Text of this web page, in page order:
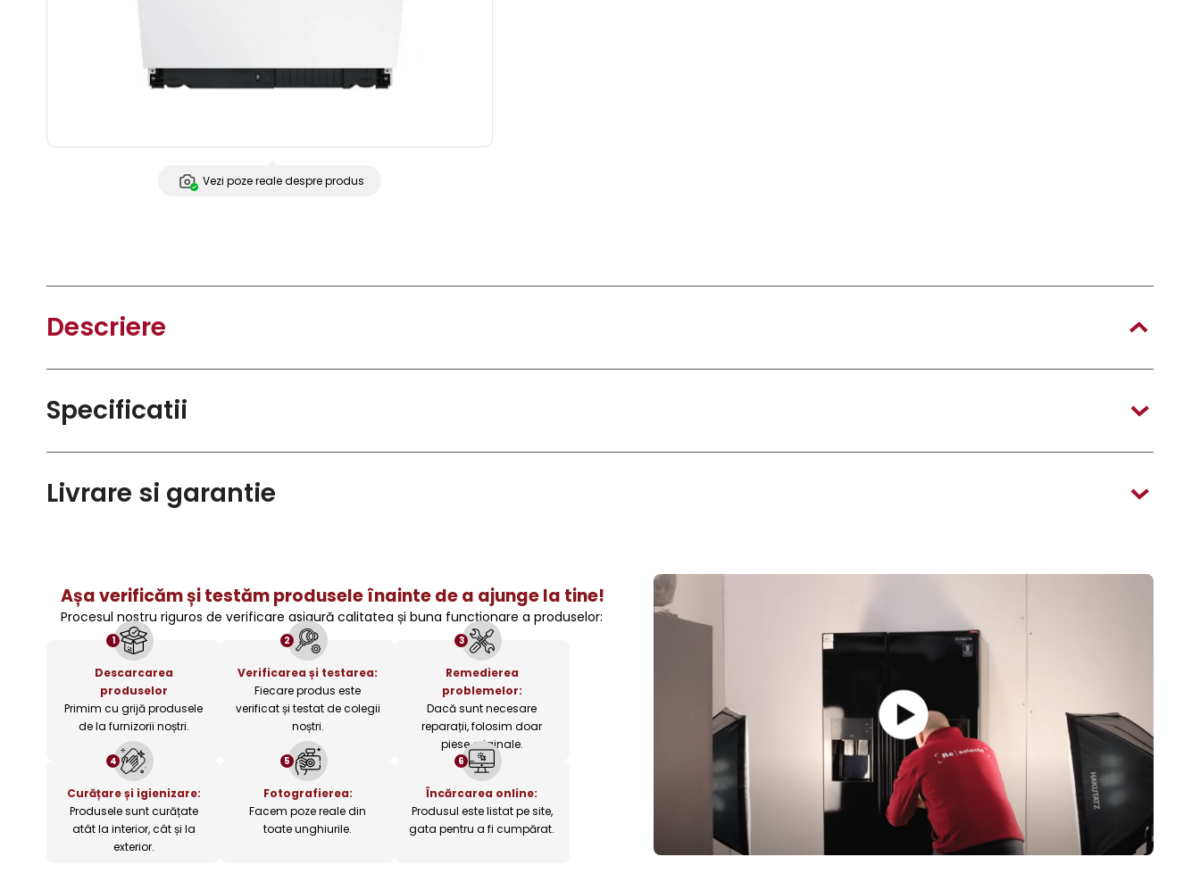
Vezi poze reale despre produs
Descriere
Specificatii
Livrare si garantie
Așa verificăm și testăm produsele înainte de a ajunge la tine!
Procesul nostru riguros de verificare asigură calitatea și buna funcționare a produselor:
1
Descarcarea
produselor
Primim cu grijă produsele
de la furnizorii noștri.
2
Verificarea și testarea:
Fiecare produs este
verificat și testat de colegii
noștri.
3
Remedierea
problemelor:
Dacă sunt necesare
reparații, folosim doar
piese originale.
4
Curățare și igienizare:
Produsele sunt curățate
atât la interior, cât și la
exterior.
5
Fotografierea:
Facem poze reale din
toate unghiurile.
6
Încărcarea online:
Produsul este listat pe site,
gata pentru a fi cumpărat.